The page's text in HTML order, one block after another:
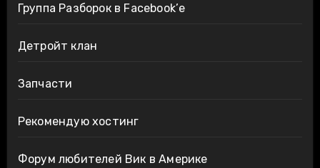
Группа Разборок в Facebook’е
Детройт клан
Запчасти
Рекомендую хостинг
Форум любителей Вик в Америке